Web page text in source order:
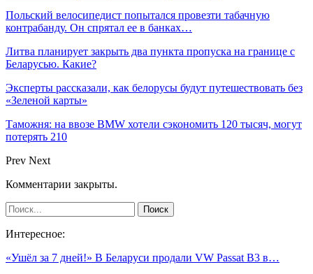
Польский велосипедист попытался провезти табачную
контрабанду. Он спрятал ее в банках…
Литва планирует закрыть два пункта пропуска на границе с
Беларусью. Какие?
Эксперты рассказали, как белорусы будут путешествовать без
«Зеленой карты»
Таможня: на ввозе BMW хотели сэкономить 120 тысяч, могут
потерять 210
Prev Next
Комментарии закрыты.
Интересное:
«Ушёл за 7 дней!» В Беларуси продали VW Passat B3 в…